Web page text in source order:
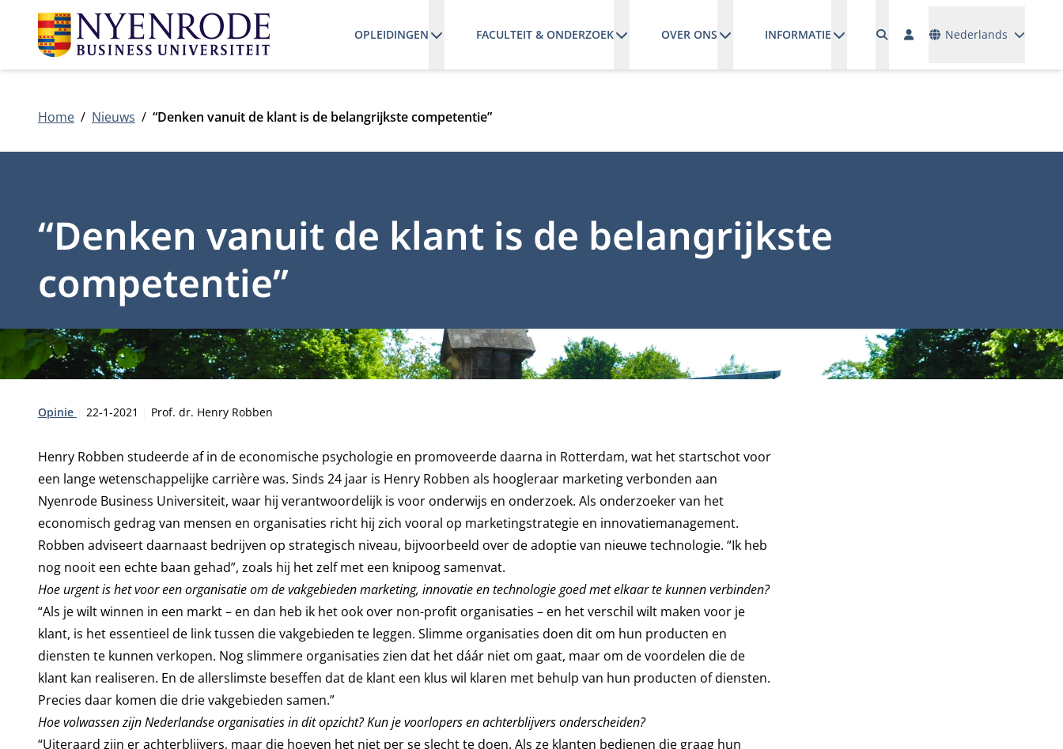
OPLEIDINGEN FACULTEIT & ONDERZOEK OVER ONS INFORMATIE Nederlands
Home Nieuws “Denken vanuit de klant is de belangrijkste competentie”
“Denken vanuit de klant is de belangrijkste
competentie”
Type:
Opinie Publicatiedatum:
22-1-2021 Auteur:
Prof. dr. Henry Robben
Henry Robben studeerde af in de economische psychologie en promoveerde daarna in Rotterdam, wat het startschot voor
een lange wetenschappelijke carrière was. Sinds 24 jaar is Henry Robben als hoogleraar marketing verbonden aan
Nyenrode Business Universiteit, waar hij verantwoordelijk is voor onderwijs en onderzoek. Als onderzoeker van het
economisch gedrag van mensen en organisaties richt hij zich vooral op marketingstrategie en innovatiemanagement.
Robben adviseert daarnaast bedrijven op strategisch niveau, bijvoorbeeld over de adoptie van nieuwe technologie. “Ik heb
nog nooit een echte baan gehad”, zoals hij het zelf met een knipoog samenvat.
Hoe urgent is het voor een organisatie om de vakgebieden marketing, innovatie en technologie goed met elkaar te kunnen verbinden?
“Als je wilt winnen in een markt – en dan heb ik het ook over non-profit organisaties – en het verschil wilt maken voor je
klant, is het essentieel de link tussen die vakgebieden te leggen. Slimme organisaties doen dit om hun producten en
diensten te kunnen verkopen. Nog slimmere organisaties zien dat het dáár niet om gaat, maar om de voordelen die de
klant kan realiseren. En de allerslimste beseffen dat de klant een klus wil klaren met behulp van hun producten of diensten.
Precies daar komen die drie vakgebieden samen.”
Hoe volwassen zijn Nederlandse organisaties in dit opzicht? Kun je voorlopers en achterblijvers onderscheiden?
“Uiteraard zijn er achterblijvers, maar die hoeven het niet per se slecht te doen. Als ze klanten bedienen die graag hun